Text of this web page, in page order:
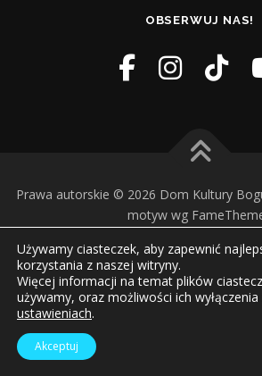
OBSERWUJ NAS!
Prawa autorskie © 2026 Dom Kultury
motyw wg
Używamy ciasteczek, aby zapewnić
korzystania z naszej witryny.
Więcej informacji na temat plików
używamy, oraz możliwości ich
ustawieniach.
Akceptuj